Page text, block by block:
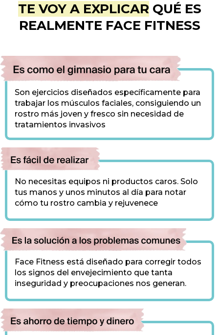
TE VOY A EXPLICAR QUÉ ES
REALMENTE FACE FITNESS
Son ejercicios diseñados específicamente para
trabajar los músculos faciales, consiguiendo un
rostro más joven y fresco sin necesidad de
tratamientos invasivos
No necesitas equipos ni productos caros. Solo
tus manos y unos minutos al día para notar
cómo tu rostro cambia y rejuvenece
Face Fitness está diseñado para corregir todos
los signos del envejecimiento que tanta
inseguridad y preocupaciones nos generan.